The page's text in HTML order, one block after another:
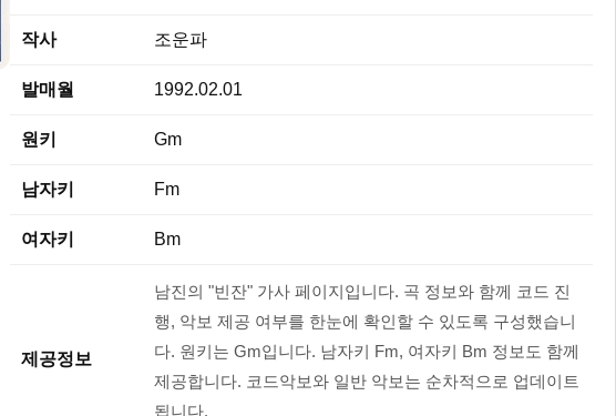
작사 조운파
발매월 1992.02.01
원키 Gm
남자키 Fm
여자키 Bm
제공정보
남진의 "빈잔" 가사 페이지입니다. 곡 정보와 함께 코드 진
행, 악보 제공 여부를 한눈에 확인할 수 있도록 구성했습니
다. 원키는 Gm입니다. 남자키 Fm, 여자키 Bm 정보도 함께
제공합니다. 코드악보와 일반 악보는 순차적으로 업데이트
됩니다.